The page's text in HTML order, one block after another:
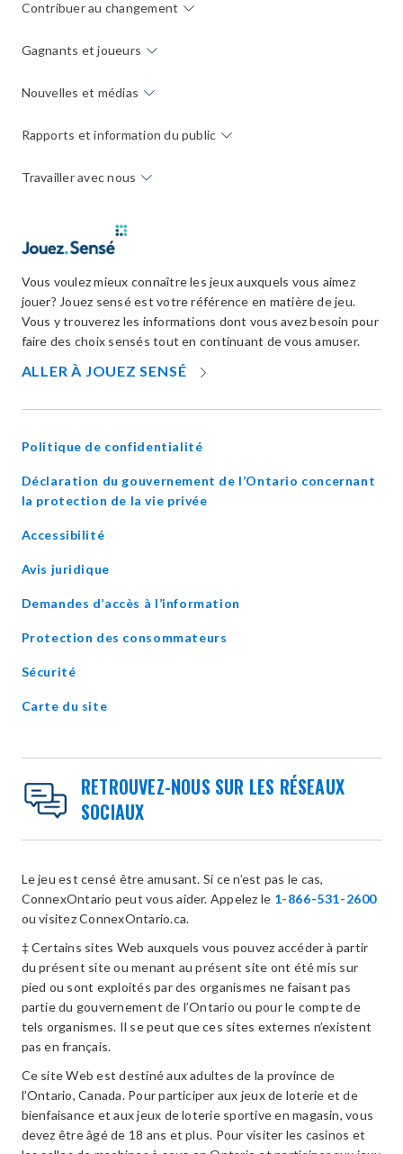
Contribuer au changement
Gagnants et joueurs
Nouvelles et médias
Rapports et information du public
Travailler avec nous
Vous voulez mieux connaître les jeux auxquels vous aimez
jouer? Jouez sensé est votre référence en matière de jeu.
Vous y trouverez les informations dont vous avez besoin pour
faire des choix sensés tout en continuant de vous amuser.
ALLER À JOUEZ SENSÉ
NEW
Politique de confidentialité
Déclaration du gouvernement de l’Ontario concernant
la protection de la vie privéeopens
Accessibilité
Avis juridique
Demandes d’accès à l’information
Protection des consommateurs
Sécurité
Carte du site
RETROUVEZ-NOUS SUR LES RÉSEAUX
SOCIAUX
Le jeu est censé être amusant. Si ce n’est pas le cas,
ConnexOntario peut vous aider. Appelez le 1-866-531-2600
ou visitez ConnexOntario.ca.
‡ Certains sites Web auxquels vous pouvez accéder à partir
du présent site ou menant au présent site ont été mis sur
pied ou sont exploités par des organismes ne faisant pas
partie du gouvernement de l’Ontario ou pour le compte de
tels organismes. Il se peut que ces sites externes n’existent
pas en français.
Ce site Web est destiné aux adultes de la province de
l’Ontario, Canada. Pour participer aux jeux de loterie et de
bienfaisance et aux jeux de loterie sportive en magasin, vous
devez être âgé de 18 ans et plus. Pour visiter les casinos et